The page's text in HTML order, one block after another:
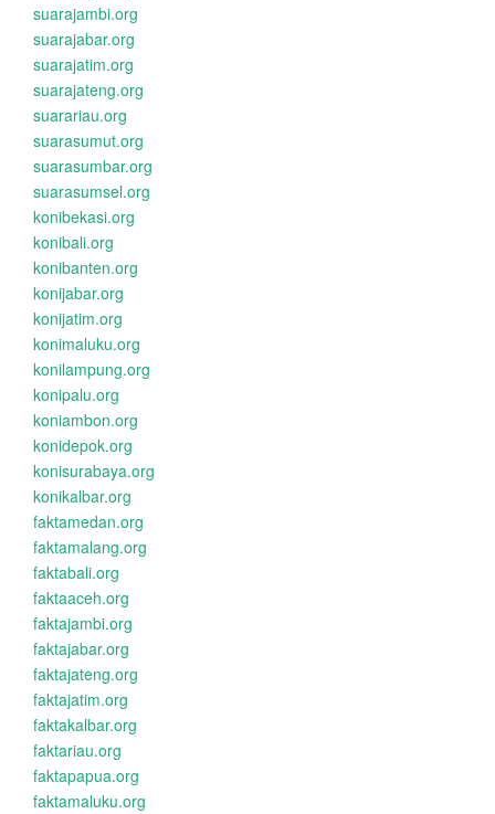
suarajambi.org
suarajabar.org
suarajatim.org
suarajateng.org
suarariau.org
suarasumut.org
suarasumbar.org
suarasumsel.org
konibekasi.org
konibali.org
konibanten.org
konijabar.org
konijatim.org
konimaluku.org
konilampung.org
konipalu.org
koniambon.org
konidepok.org
konisurabaya.org
konikalbar.org
faktamedan.org
faktamalang.org
faktabali.org
faktaaceh.org
faktajambi.org
faktajabar.org
faktajateng.org
faktajatim.org
faktakalbar.org
faktariau.org
faktapapua.org
faktamaluku.org